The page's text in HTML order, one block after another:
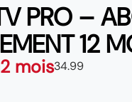
PRO –
12
mois34.99